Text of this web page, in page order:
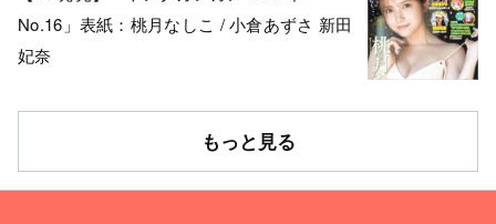
No.16」表紙：桃月なしこ / 小倉あずさ 新田
妃奈
もっと見る